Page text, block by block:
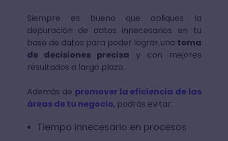
Siempre es bueno que apliques la
depuración de datos innecesarios en tu
base de datos para poder lograr una toma
de decisiones precisa y con mejores
resultados a largo plazo.
Además de promover la eficiencia de las
áreas de tu negocio, podrás evitar:
Tiempo innecesario en procesos